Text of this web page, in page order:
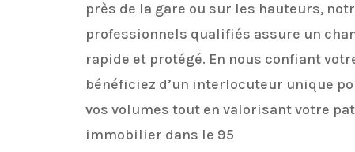
près de la gare ou sur les hauteurs,
professionnels qualifiés assure un
rapide et protégé. En nous confiant
bénéficiez d’un interlocuteur unique
vos volumes tout en valorisant votre
immobilier dans le 95